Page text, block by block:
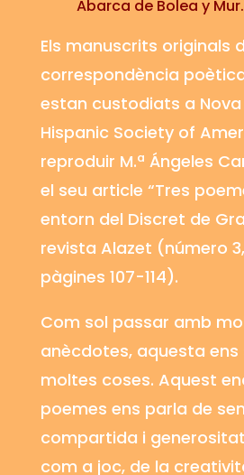
Abarca de Bolea y Mur.
Els manuscrits originals
correspondència
estan custodiats a Nova
Hispanic Society of
reproduir M.ª Ángeles
el seu article “Tres
entorn del Discret de
revista Alazet (número
pàgines 107-114).
Com sol passar amb
anècdotes, aquesta ens
moltes coses. Aquest
poemes ens parla de
compartida i
com a joc, de la